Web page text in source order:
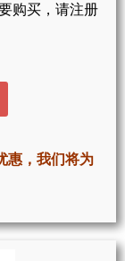
购买，请注册
惠，我们将为